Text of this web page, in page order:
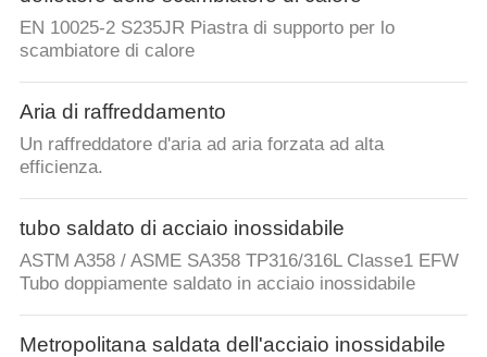
EN 10025-2 S235JR Piastra di supporto per lo
scambiatore di calore
Aria di raffreddamento
Un raffreddatore d'aria ad aria forzata ad alta
efficienza.
tubo saldato di acciaio inossidabile
ASTM A358 / ASME SA358 TP316/316L Classe1 EFW
Tubo doppiamente saldato in acciaio inossidabile
Metropolitana saldata dell'acciaio inossidabile